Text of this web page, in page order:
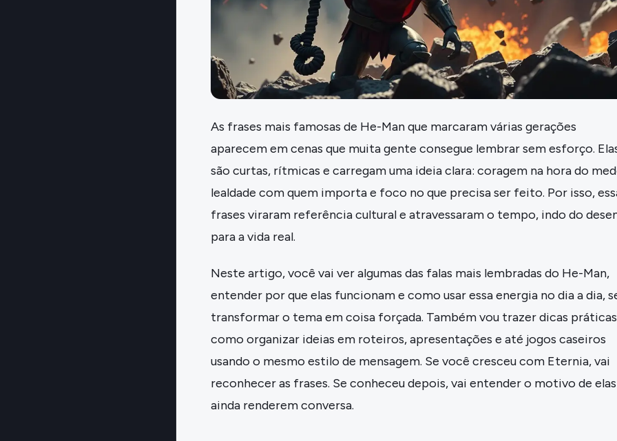
As frases mais famosas de He-Man que marcaram várias gerações
aparecem em cenas que muita gente consegue lembrar sem esforço.
são curtas, rítmicas e carregam uma ideia clara: coragem na hora do
lealdade com quem importa e foco no que precisa ser feito. Por isso,
frases viraram referência cultural e atravessaram o tempo, indo do
para a vida real.
Neste artigo, você vai ver algumas das falas mais lembradas do He-Man,
entender por que elas funcionam e como usar essa energia no dia a dia,
transformar o tema em coisa forçada. Também vou trazer dicas
como organizar ideias em roteiros, apresentações e até jogos caseiros
usando o mesmo estilo de mensagem. Se você cresceu com Eternia, vai
reconhecer as frases. Se conheceu depois, vai entender o motivo de elas
ainda renderem conversa.